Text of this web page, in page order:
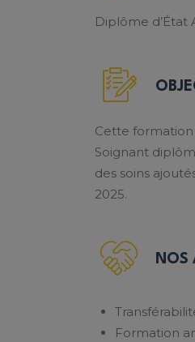
Diplôme d’État
Cette
Soignant
des soins
2025.
NOS
Formation